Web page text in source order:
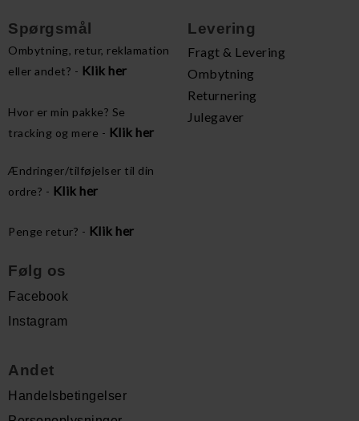
Spørgsmål
Ombytning, retur, reklamation
eller andet? - Klik her
Hvor er min pakke? Se
tracking og mere - Klik her
Ændringer/tilføjelser til din
ordre? - Klik her
Penge retur? - Klik her
Levering
Fragt & Levering
Ombytning
Returnering
Julegaver
Følg os
Facebook
Instagram
Andet
Handelsbetingelser